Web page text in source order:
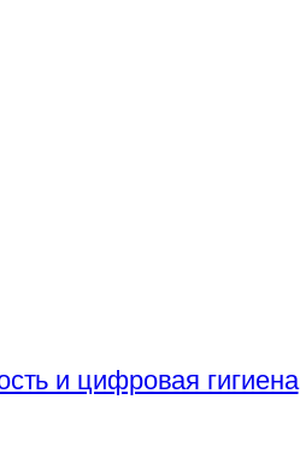
и цифровая гигиена